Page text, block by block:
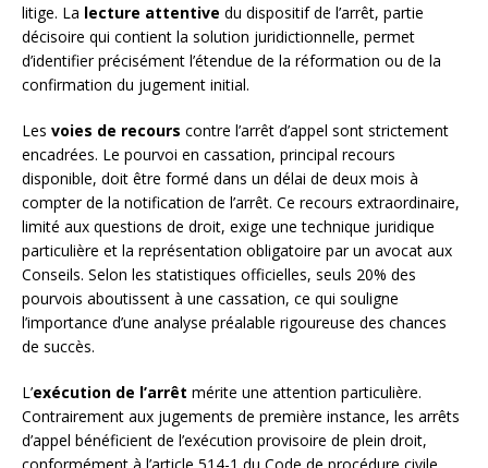
litige. La lecture attentive du dispositif de l’arrêt, partie
décisoire qui contient la solution juridictionnelle, permet
d’identifier précisément l’étendue de la réformation ou de la
confirmation du jugement initial.
Les voies de recours contre l’arrêt d’appel sont strictement
encadrées. Le pourvoi en cassation, principal recours
disponible, doit être formé dans un délai de deux mois à
compter de la notification de l’arrêt. Ce recours extraordinaire,
limité aux questions de droit, exige une technique juridique
particulière et la représentation obligatoire par un avocat aux
Conseils. Selon les statistiques officielles, seuls 20% des
pourvois aboutissent à une cassation, ce qui souligne
l’importance d’une analyse préalable rigoureuse des chances
de succès.
L’exécution de l’arrêt mérite une attention particulière.
Contrairement aux jugements de première instance, les arrêts
d’appel bénéficient de l’exécution provisoire de plein droit,
conformément à l’article 514-1 du Code de procédure civile.